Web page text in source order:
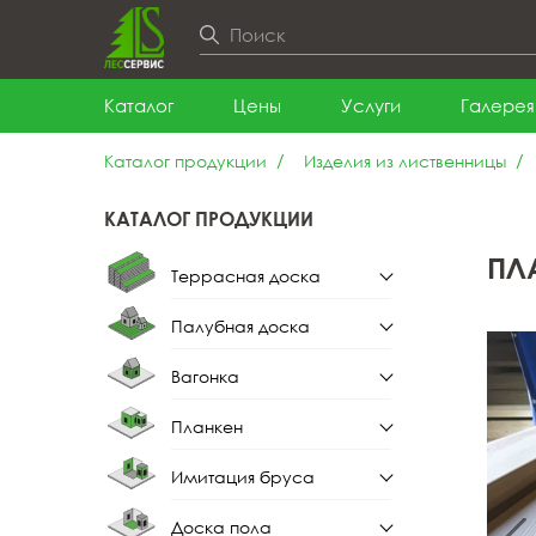
Каталог Цены Услуги Галерея
Каталог продукции Изделия из лиственницы
КАТАЛОГ ПРОДУКЦИИ
Террасная доска
Террасная доска из
лиственницы
Палубная доска
Палубная доска из
лиственницы
Вагонка
Вагонка штиль
лиственницы
Планкен
Планкен прямой
Имитация бруса
Доска пола